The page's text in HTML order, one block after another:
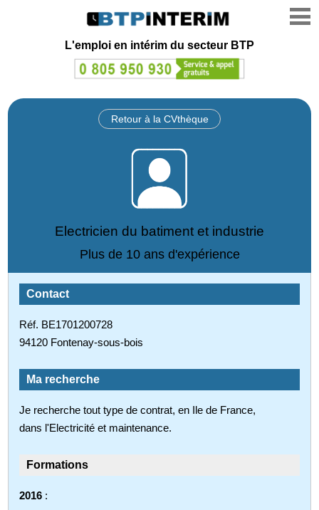
L'emploi en intérim du secteur BTP
Retour à la CVthèque
Electricien du batiment et industrie
Plus de 10 ans d'expérience
Contact
Réf. BE1701200728
94120 Fontenay-sous-bois
Ma recherche
Je recherche tout type de contrat, en Ile de France,
dans l'Electricité et maintenance.
Formations
2016 :